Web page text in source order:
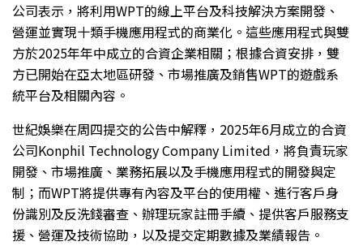
公司表示，將利用WPT的線上平台及科技解決方案開發、
營運並實現十類手機應用程式的商業化。這些應用程式與雙
方於2025年年中成立的合資企業相關；根據合資安排，雙
方已開始在亞太地區研發、市場推廣及銷售WPT的遊戲系
統平台及相關內容。
世紀娛樂在周四提交的公告中解釋，2025年6月成立的合資
公司Konphil Technology Company Limited，將負責玩家
開發、市場推廣、業務拓展以及手機應用程式的開發與定
制；而WPT將提供專有內容及平台的使用權、進行客戶身
份識別及反洗錢審查、辦理玩家註冊手續、提供客戶服務支
援、營運及技術協助，以及提交定期數據及業績報告。